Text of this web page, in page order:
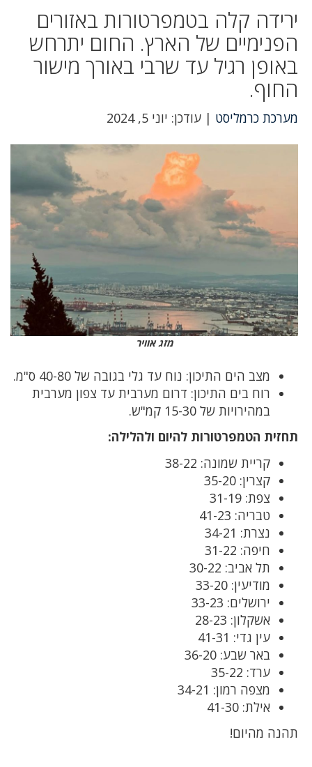
ירידה קלה בטמפרטורות באזורים
הפנימיים של הארץ. החום יתרחש
באופן רגיל עד שרבי באורך מישור
החוף.
מערכת כרמליסט | עודכן: יוני 5, 2024
מזג אוויר
מצב הים התיכון: נוח עד גלי בגובה של 40-80 ס"מ.
רוח בים התיכון: דרום מערבית עד צפון מערבית
במהירויות של 15-30 קמ"ש.
תחזית הטמפרטורות להיום ולהלילה:
קריית שמונה: 38-22
קצרין: 35-20
צפת: 31-19
טבריה: 41-23
נצרת: 34-21
חיפה: 31-22
תל אביב: 30-22
מודיעין: 33-20
ירושלים: 33-23
אשקלון: 28-23
עין גדי: 41-31
באר שבע: 36-20
ערד: 35-22
מצפה רמון: 34-21
אילת: 41-30
תהנה מהיום!